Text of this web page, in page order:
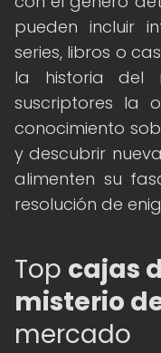
pueden incluir
series, libros o
la historia del
suscriptores la
conocimiento
y descubrir
alimenten su
resolución de
Top cajas
misterio
mercado